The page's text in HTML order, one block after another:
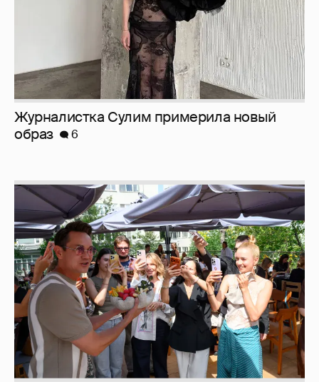
Анастасия Гребенкина, Женя Малахова,
Оксана Русланова и другие гости
фестиваля «Баланс вкуса и ритма»:
рассматриваем летние образы